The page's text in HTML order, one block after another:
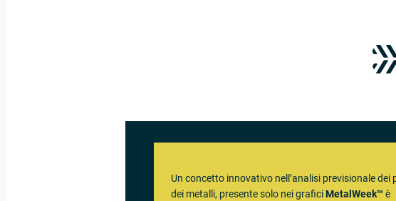
Un concetto innovativo nell’analisi previsionale dei
dei metalli, presente solo nei graficiMetalWeek™ è